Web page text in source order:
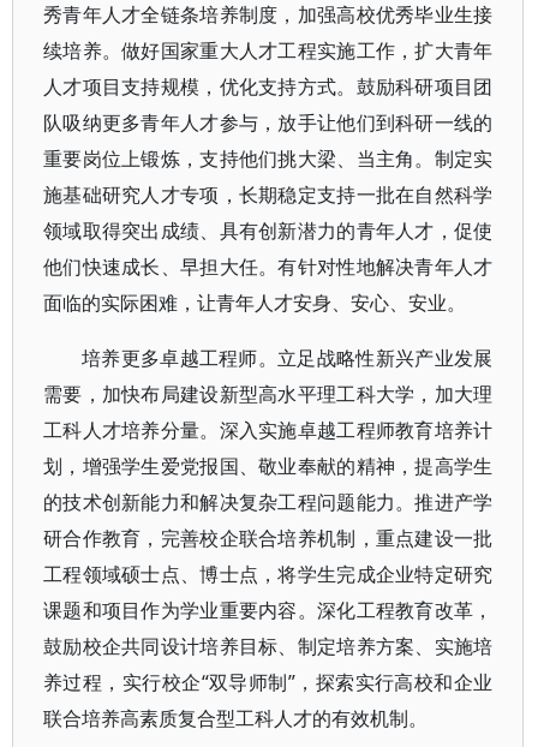
秀青年人才全链条培养制度，加强高校优秀毕业生接
续培养。做好国家重大人才工程实施工作，扩大青年
人才项目支持规模，优化支持方式。鼓励科研项目团
队吸纳更多青年人才参与，放手让他们到科研一线的
重要岗位上锻炼，支持他们挑大梁、当主角。制定实
施基础研究人才专项，长期稳定支持一批在自然科学
领域取得突出成绩、具有创新潜力的青年人才，促使
他们快速成长、早担大任。有针对性地解决青年人才
面临的实际困难，让青年人才安身、安心、安业。
培养更多卓越工程师。立足战略性新兴产业发展
需要，加快布局建设新型高水平理工科大学，加大理
工科人才培养分量。深入实施卓越工程师教育培养计
划，增强学生爱党报国、敬业奉献的精神，提高学生
的技术创新能力和解决复杂工程问题能力。推进产学
研合作教育，完善校企联合培养机制，重点建设一批
工程领域硕士点、博士点，将学生完成企业特定研究
课题和项目作为学业重要内容。深化工程教育改革，
鼓励校企共同设计培养目标、制定培养方案、实施培
养过程，实行校企“双导师制”，探索实行高校和企业
联合培养高素质复合型工科人才的有效机制。